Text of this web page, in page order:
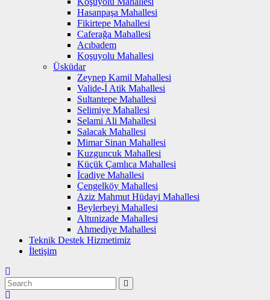
Hasanpaşa Mahallesi
Fikirtepe Mahallesi
Caferağa Mahallesi
Acıbadem
Koşuyolu Mahallesi
Üsküdar
Zeynep Kamil Mahallesi
Valide-İ Atik Mahallesi
Sultantepe Mahallesi
Selimiye Mahallesi
Selami Ali Mahallesi
Salacak Mahallesi
Mimar Sinan Mahallesi
Kuzguncuk Mahallesi
Küçük Çamlıca Mahallesi
İcadiye Mahallesi
Çengelköy Mahallesi
Aziz Mahmut Hüdayi Mahallesi
Beylerbeyi Mahallesi
Altunizade Mahallesi
Ahmediye Mahallesi
Teknik Destek Hizmetimiz
İletişim